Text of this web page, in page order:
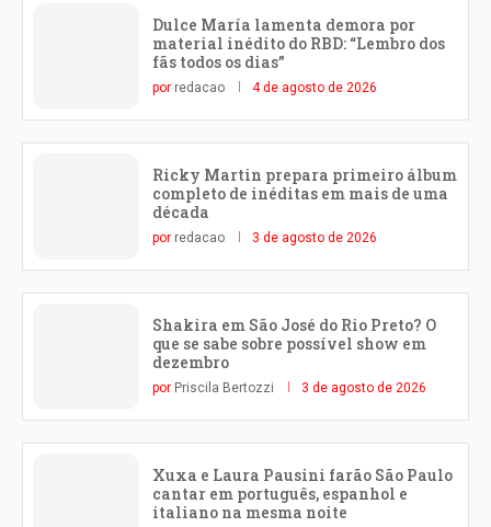
Dulce María lamenta demora por
material inédito do RBD: “Lembro dos
fãs todos os dias”
por redacao 4 de agosto de 2026
Ricky Martin prepara primeiro álbum
completo de inéditas em mais de uma
década
por redacao 3 de agosto de 2026
Shakira em São José do Rio Preto? O
que se sabe sobre possível show em
dezembro
por Priscila Bertozzi 3 de agosto de 2026
Xuxa e Laura Pausini farão São Paulo
cantar em português, espanhol e
italiano na mesma noite